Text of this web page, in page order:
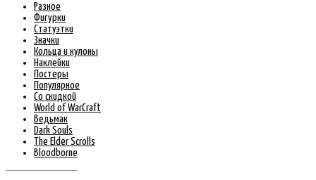
Разное
Фигурки
Статуэтки
Значки
Кольца и кулоны
Наклейки
Постеры
Популярное
Со скидкой
World of WarCraft
Ведьмак
Dark Souls
The Elder Scrolls
Bloodborne